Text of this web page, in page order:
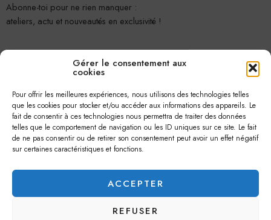
Gérer le consentement aux
cookies
Pour offrir les meilleures expériences, nous utilisons des technologies telles
que les cookies pour stocker et/ou accéder aux informations des appareils. Le
fait de consentir à ces technologies nous permettra de traiter des données
telles que le comportement de navigation ou les ID uniques sur ce site. Le fait
de ne pas consentir ou de retirer son consentement peut avoir un effet négatif
sur certaines caractéristiques et fonctions.
ACCEPTER
REFUSER
Abonne-toi pour ne rien manquer :
ateliers, actu et nouveautés en exclusivité !
Je m'abonne